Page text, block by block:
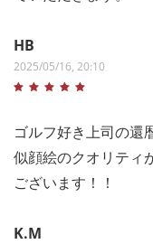
HB
2025/05/16, 20:10
ゴルフ好き上司の還
似顔絵のクオリティ
ございます！！
K.M